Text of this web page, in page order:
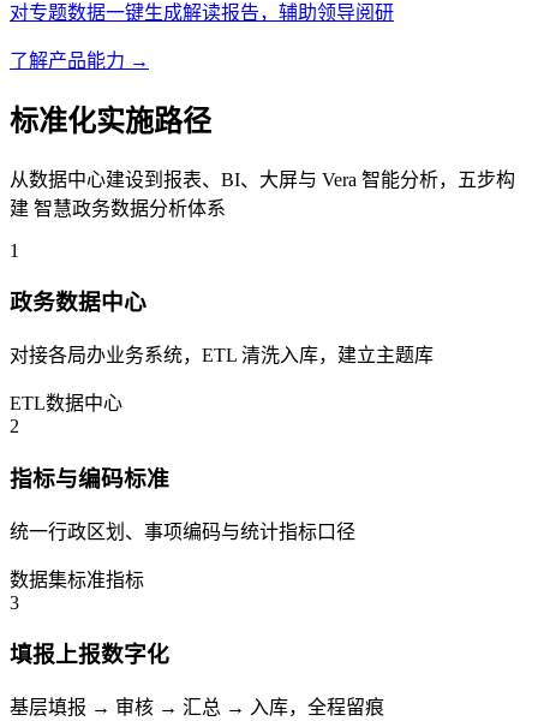
对专题数据一键生成解读报告，辅助领导阅研
了解产品能力 →
标准化实施路径
从数据中心建设到报表、BI、大屏与 Vera 智能分析，五步构
建 智慧政务数据分析体系
1
政务数据中心
对接各局办业务系统，ETL 清洗入库，建立主题库
ETL数据中心
2
指标与编码标准
统一行政区划、事项编码与统计指标口径
数据集标准指标
3
填报上报数字化
基层填报 → 审核 → 汇总 → 入库，全程留痕